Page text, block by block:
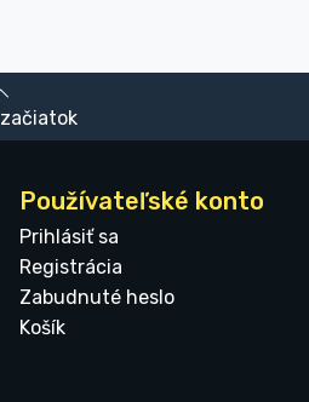
Používateľské konto
Prihlásiť sa
Registrácia
Zabudnuté heslo
Košík